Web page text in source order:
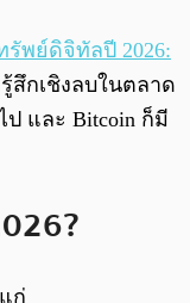
พย์ดิจิทัลปี 2026:
สึกเชิงลบในตลาด
และ Bitcoin ก็มี
ก่